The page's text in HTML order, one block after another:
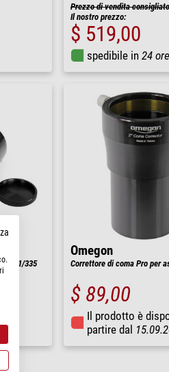
Prezzo di vendita
Il nostro prezzo:
$ 519,00
spedibile in 24 ore
61/335
Omegon
Correttore di coma Pro per
$ 89,00
Il prodotto è
partire dal